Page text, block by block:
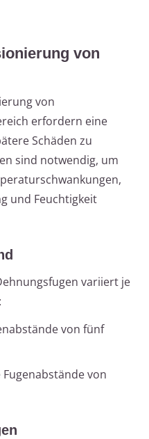
von
von
erfordern eine
Schäden zu
sind notwendig, um
und Feuchtigkeit
variiert je
von fünf
von